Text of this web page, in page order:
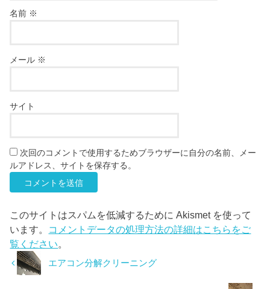
名前 ※
メール ※
サイト
次回のコメントで使用するためブラウザーに自分の名前、メー
ルアドレス、サイトを保存する。
このサイトはスパムを低減するために Akismet を使って
います。 コメントデータの処理方法の詳細はこちらをご
覧ください
エアコン分解クリーニング